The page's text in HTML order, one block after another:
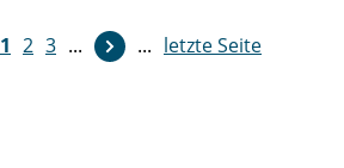
1 2 3 ... ... letzte Seite